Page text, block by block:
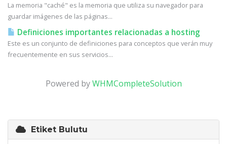
La memoria "caché" es la memoria que utiliza su navegador para
guardar imágenes de las páginas...
Definiciones importantes relacionadas a hosting
Este es un conjunto de definiciones para conceptos que verán muy
frecuentemente en sus servicios...
Powered byWHMCompleteSolution
Etiket Bulutu